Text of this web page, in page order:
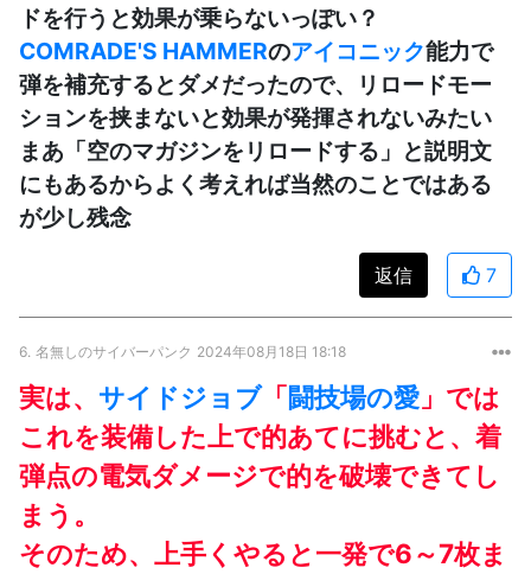
ドを行うと効果が乗らないっぽい？
COMRADE'S HAMMERのアイコニック能力で
弾を補充するとダメだったので、リロードモー
ションを挟まないと効果が発揮されないみたい
まあ「空のマガジンをリロードする」と説明文
にもあるからよく考えれば当然のことではある
が少し残念
返信 7
6. 名無しのサイバーパンク 2024年08月18日 18:18
実は、 サイドジョブ「闘技場の愛 」では
これを装備した上で的あてに挑むと、着
弾点の電気ダメージで的を破壊できてし
まう。
そのため、上手くやると一発で6～7枚ま